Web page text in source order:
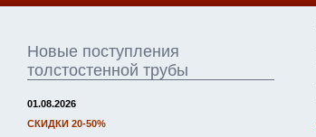
Новые поступления
толстостенной трубы
01.08.2026
СКИДКИ 20-50%